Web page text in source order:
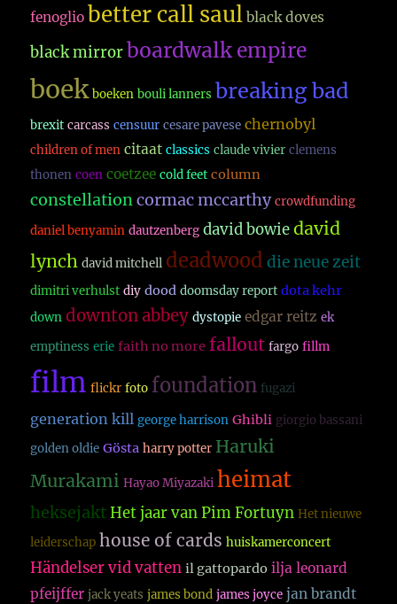
fenoglio better call saul black doves
black mirror boardwalk empire
boek boeken bouli lanners breaking bad
brexit carcass censuur cesare pavese chernobyl
children of men citaat classics claude vivier clemens
thonen coen coetzee cold feet column
constellationcormac mccarthy crowdfunding
daniel benyamin dautzenberg david bowie david
lynch david mitchell deadwood die neue zeit
dimitri verhulst diy dood doomsday report dota kehr
down downton abbey dystopie edgar reitz ek
emptiness erie faith no more fallout fargo fillm
film flickr foto foundation fugazi
generation kill george harrison Ghibli giorgio bassani
golden oldie Gösta harry potter Haruki
Murakami Hayao Miyazaki heimat
heksejakt Het jaar van Pim Fortuyn Het nieuwe
leiderschap house of cards huiskamerconcert
Händelser vid vatten il gattopardo ilja leonard
pfeijffer jack yeats james bond james joyce jan brandt